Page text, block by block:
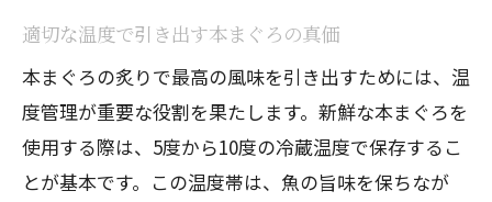
適切な温度で引き出す本まぐろの真価
本まぐろの炙りで最高の風味を引き出すためには、温
度管理が重要な役割を果たします。新鮮な本まぐろを
使用する際は、5度から10度の冷蔵温度で保存するこ
とが基本です。この温度帯は、魚の旨味を保ちなが